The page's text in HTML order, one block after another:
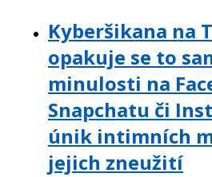
Kyberšikana na
opakuje se to
minulosti na
Snapchatu či
únik intimních
jejich zneužití